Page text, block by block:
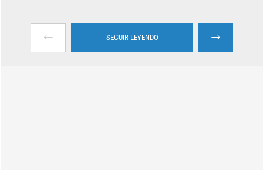
← SEGUIR LEYENDO →